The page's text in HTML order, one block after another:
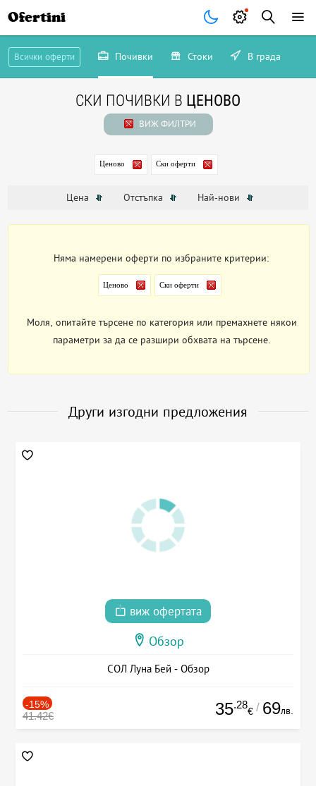
Ofertini
Всички оферти Почивки Стоки В града
СКИ ПОЧИВКИ В ЦЕНОВО
ВИЖ ФИЛТРИ
Ценово Ски оферти
Цена Отстъпка Най-нови
Няма намерени оферти по избраните критерии:
Ценово Ски оферти
Моля, опитайте търсене по категория или премахнете някои
параметри за да се разшири обхвата на търсене.
Други изгодни предложения
виж офертата
Обзор
СОЛ Луна Бей - Обзор
-15%
41.42€ 35.28
€ / 69лв.